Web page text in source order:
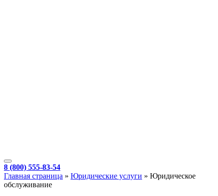
8 (800) 555-83-54
Главная страница » Юридические услуги » Юридическое
обслуживание